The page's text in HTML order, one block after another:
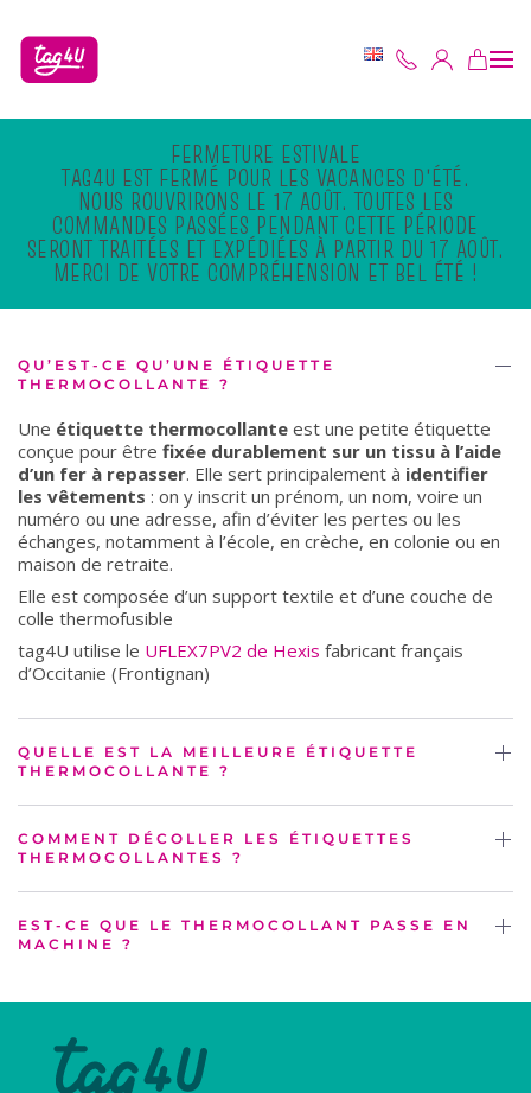
Skip to main content
FERMETURE ESTIVALE
TAG4U EST FERMÉ POUR LES VACANCES D'ÉTÉ.
NOUS ROUVRIRONS LE 17 AOÛT. TOUTES LES
COMMANDES PASSÉES PENDANT CETTE PÉRIODE
SERONT TRAITÉES ET EXPÉDIÉES À PARTIR DU 17 AOÛT.
MERCI DE VOTRE COMPRÉHENSION ET BEL ÉTÉ !
QU’EST-CE QU’UNE ÉTIQUETTE
THERMOCOLLANTE ?
Une étiquette thermocollante est une petite étiquette
conçue pour être fixée durablement sur un tissu à l’aide
d’un fer à repasser. Elle sert principalement à identifier
les vêtements : on y inscrit un prénom, un nom, voire un
numéro ou une adresse, afin d’éviter les pertes ou les
échanges, notamment à l’école, en crèche, en colonie ou en
maison de retraite.
Elle est composée d’un support textile et d’une couche de
colle thermofusible
tag4U utilise le UFLEX7PV2 de Hexis fabricant français
d’Occitanie (Frontignan)
QUELLE EST LA MEILLEURE ÉTIQUETTE
THERMOCOLLANTE ?
COMMENT DÉCOLLER LES ÉTIQUETTES
THERMOCOLLANTES ?
EST-CE QUE LE THERMOCOLLANT PASSE EN
MACHINE ?